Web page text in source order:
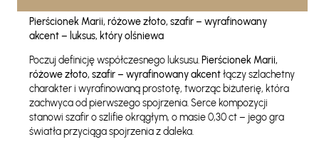
Pierścionek Marii, różowe złoto, szafir – wyrafinowany
akcent – luksus, który olśniewa
Poczuj definicję współczesnego luksusu. Pierścionek Marii,
różowe złoto, szafir – wyrafinowany akcentłączy szlachetny
charakter i wyrafinowaną prostotę, tworząc biżuterię, która
zachwyca od pierwszego spojrzenia. Serce kompozycji
stanowi szafir o szlifie okrągłym, o masie 0,30 ct – jego gra
światła przyciąga spojrzenia z daleka.